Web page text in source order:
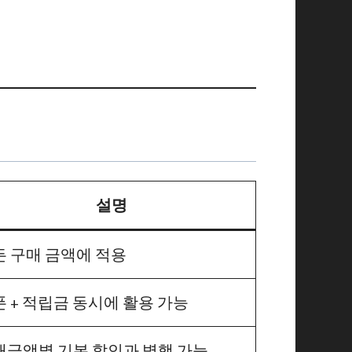
설명
구매 금액에 적용
+ 적립금 동시에 활용 가능